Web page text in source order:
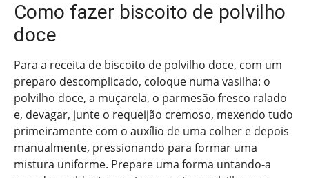
Como fazer biscoito de polvilho
doce
Para a receita de biscoito de polvilho doce, com um
preparo descomplicado, coloque numa vasilha: o
polvilho doce, a muçarela, o parmesão fresco ralado
e, devagar, junte o requeijão cremoso, mexendo tudo
primeiramente com o auxílio de uma colher e depois
manualmente, pressionando para formar uma
mistura uniforme. Prepare uma forma untando-a